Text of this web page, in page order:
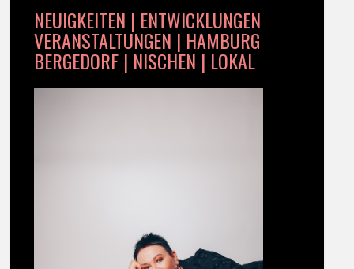
NEUIGKEITEN | ENTWICKLUNGEN
VERANSTALTUNGEN | HAMBURG
BERGEDORF | NISCHEN | LOKAL